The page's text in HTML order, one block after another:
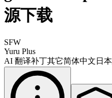
源下载
SFW
Yuru Plus
AI 翻译补丁其它简体中文 日